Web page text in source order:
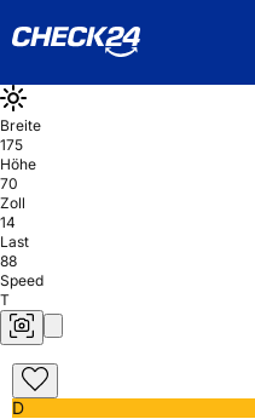
Breite
175
Höhe
70
Zoll
14
Last
88
Speed
T
D